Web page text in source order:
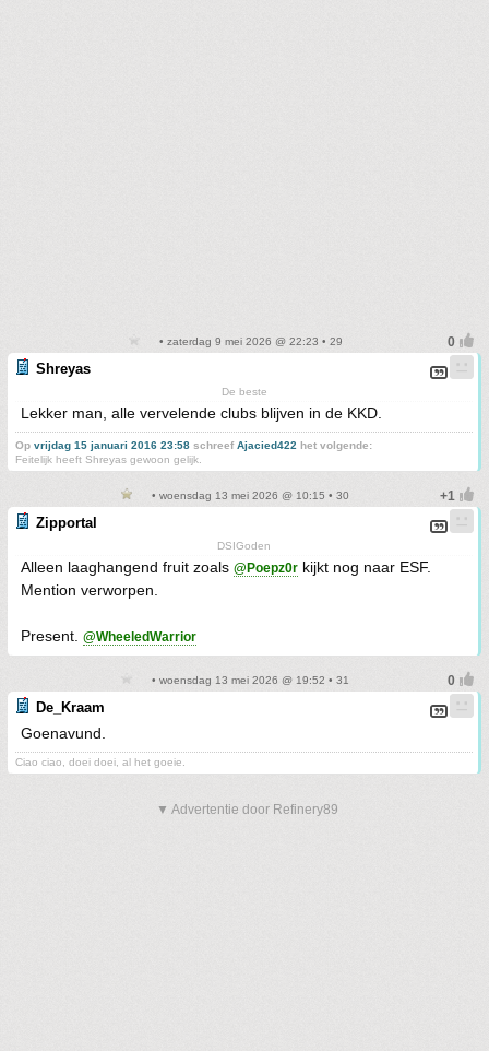
• zaterdag 9 mei 2026 @ 22:23 • 29
Shreyas
De beste
Lekker man, alle vervelende clubs blijven in de KKD.
Op vrijdag 15 januari 2016 23:58 schreefAjacied422 het volgende:
Feitelijk heeft Shreyas gewoon gelijk.
• woensdag 13 mei 2026 @ 10:15 • 30
Zipportal
DSIGoden
Alleen laaghangend fruit zoals @Poepz0r kijkt nog naar ESF.
Mention verworpen.
Present. @WheeledWarrior
• woensdag 13 mei 2026 @ 19:52 • 31
De_Kraam
Goenavund.
Ciao ciao, doei doei, al het goeie.
▼ Advertentie door Refinery89